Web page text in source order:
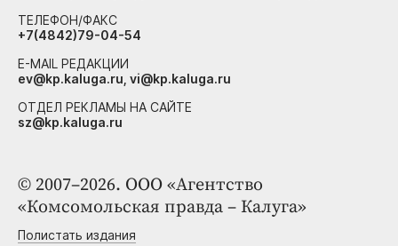
© 2007–2026. ООО «Агентство
«Комсомольская правда – Калуга»
Полистать издания
ТЕЛЕФОН/ФАКС
+7(4842)79-04-54
E-MAIL РЕДАКЦИИ
ev@kp.kaluga.ru, vi@kp.kaluga.ru
ОТДЕЛ РЕКЛАМЫ НА САЙТЕ
sz@kp.kaluga.ru